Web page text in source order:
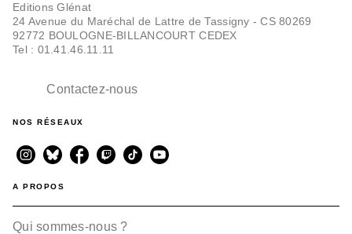
Editions Glénat
24 Avenue du Maréchal de Lattre de Tassigny - CS 80269
92772 BOULOGNE-BILLANCOURT CEDEX
Tel : 01.41.46.11.11
Contactez-nous
NOS RÉSEAUX
A PROPOS
Qui sommes-nous ?